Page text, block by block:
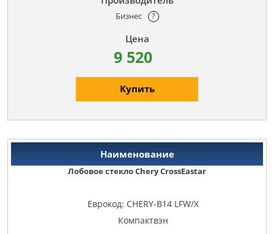
Бизнес ?
9 520
Купить
Лобовое стекло Chery CrossEastar
Еврокод: CHERY-B14 LFW/X
Компактвэн